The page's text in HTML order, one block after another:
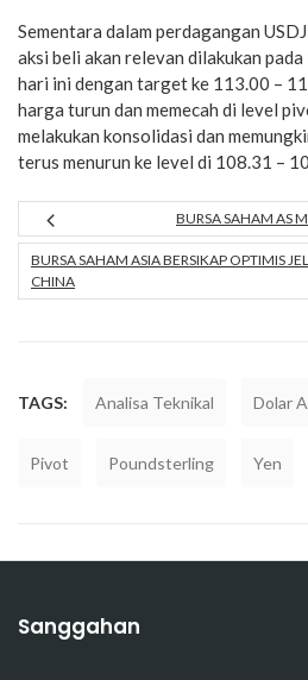
Sementara dalam perdagangan
aksi beli akan relevan dilakukan
hari ini dengan target ke 113.00 –
harga turun dan memecah di level
melakukan konsolidasi dan
terus menurun ke level di 108.31 –
BURSA SAHAM AS
BURSA SAHAM ASIA BERSIKAP OPTIMIS
CHINA
TAGS: Analisa Teknikal Dolar
Pivot Poundsterling Yen
Sanggahan